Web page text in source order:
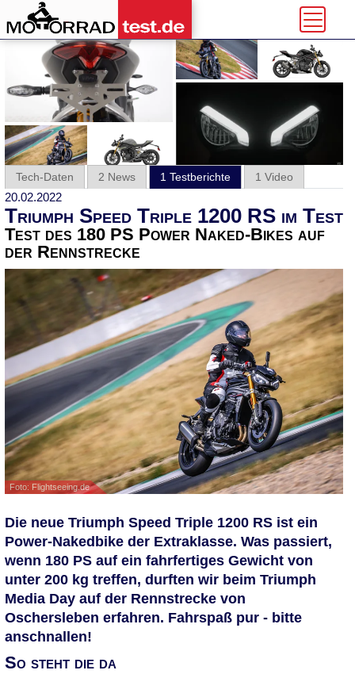
Tech-Daten 2 News 1 Testberichte 1 Video
20.02.2022
Triumph Speed Triple 1200 RS im Test
Test des 180 PS Power Naked-Bikes auf
der Rennstrecke
Foto: Flightseeing.de
Die neue Triumph Speed Triple 1200 RS ist ein
Power-Nakedbike der Extraklasse. Was passiert,
wenn 180 PS auf ein fahrfertiges Gewicht von
unter 200 kg treffen, durften wir beim Triumph
Media Day auf der Rennstrecke von
Oschersleben erfahren. Fahrspaß pur - bitte
anschnallen!
So steht die da